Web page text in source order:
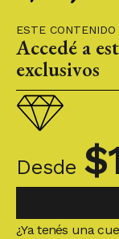
ESTE CONTENIDO
Accedé a
exclusivos
Desde $
¿Ya tenés una